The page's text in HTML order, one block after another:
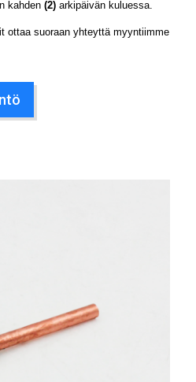
kahden (2) arkipäivän kuluessa.
ottaa suoraan yhteyttä myyntiimme